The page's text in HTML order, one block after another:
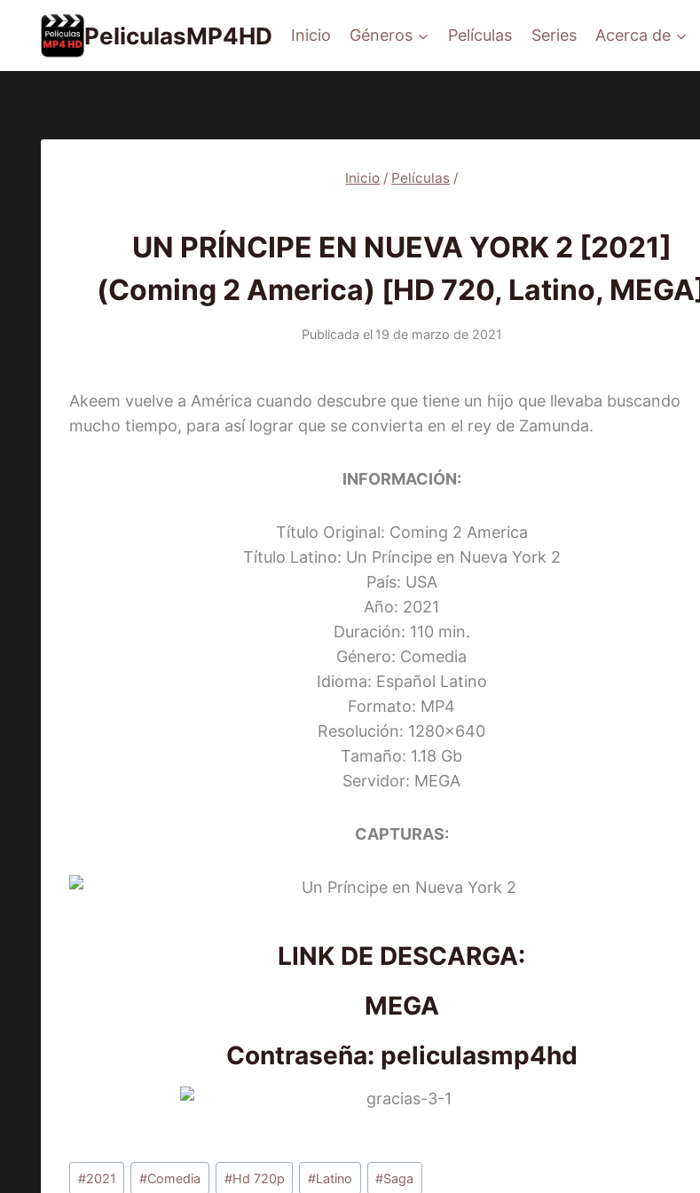
contenido
PeliculasMP4HD Inicio Géneros Películas Series Acerca de
Inicio / Películas /
UN PRÍNCIPE EN NUEVA YORK 2 [2021]
(Coming 2 America) [HD 720, Latino, MEGA]
Publicada el 19 de marzo de 2021
Akeem vuelve a América cuando descubre que tiene un hijo que llevaba buscando
mucho tiempo, para así lograr que se convierta en el rey de Zamunda.
INFORMACIÓN:
Título Original: Coming 2 America
Título Latino: Un Príncipe en Nueva York 2
País: USA
Año: 2021
Duración: 110 min.
Género: Comedia
Idioma: Español Latino
Formato: MP4
Resolución: 1280×640
Tamaño: 1.18 Gb
Servidor: MEGA
CAPTURAS:
LINK DE DESCARGA:
MEGA
Contraseña: peliculasmp4hd
Etiquetas
#2021 #Comedia #Hd 720p #Latino #Saga